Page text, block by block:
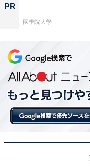
PR
國學院大學